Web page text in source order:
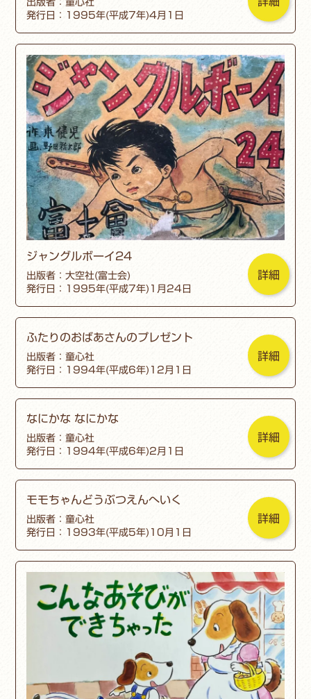
出版者：童心社
発行日：1995年(平成7年)4月1日
ジャングルボーイ24
出版者：大空社(富士会)
発行日：1995年(平成7年)1月24日
詳細
ふたりのおばあさんのプレゼント
出版者：童心社
発行日：1994年(平成6年)12月1日
詳細
なにかな なにかな
出版者：童心社
発行日：1994年(平成6年)2月1日
詳細
モモちゃんどうぶつえんへいく
出版者：童心社
発行日：1993年(平成5年)10月1日
詳細